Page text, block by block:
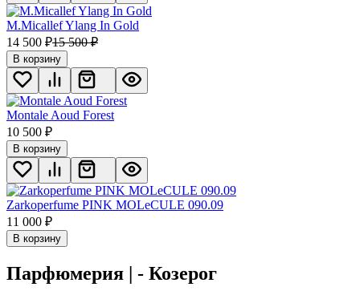
M.Micallef Ylang In Gold
14 500 ₽15 500 ₽
В корзину
Montale Aoud Forest
10 500 ₽
В корзину
Zarkoperfume PINK MOLeCULE 090.09
11 000 ₽
В корзину
Парфюмерия | - Козерог